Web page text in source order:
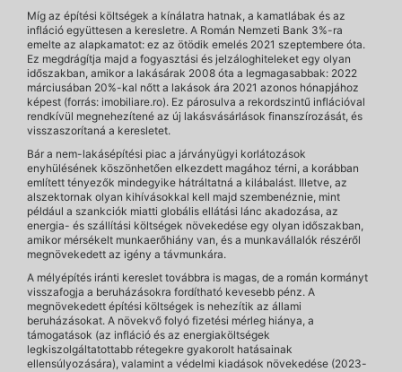
Míg az építési költségek a kínálatra hatnak, a kamatlábak és az
infláció együttesen a keresletre. A Román Nemzeti Bank 3%-ra
emelte az alapkamatot: ez az ötödik emelés 2021 szeptembere óta.
Ez megdrágítja majd a fogyasztási és jelzáloghiteleket egy olyan
időszakban, amikor a lakásárak 2008 óta a legmagasabbak: 2022
márciusában 20%-kal nőtt a lakások ára 2021 azonos hónapjához
képest (forrás: imobiliare.ro). Ez párosulva a rekordszintű inflációval
rendkívül megnehezítené az új lakásvásárlások finanszírozását, és
visszaszorítaná a keresletet.
Bár a nem-lakásépítési piac a járványügyi korlátozások
enyhülésének köszönhetően elkezdett magához térni, a korábban
említett tényezők mindegyike hátráltatná a kilábalást. Illetve, az
alszektornak olyan kihívásokkal kell majd szembenéznie, mint
például a szankciók miatti globális ellátási lánc akadozása, az
energia- és szállítási költségek növekedése egy olyan időszakban,
amikor mérsékelt munkaerőhiány van, és a munkavállalók részéről
megnövekedett az igény a távmunkára.
A mélyépítés iránti kereslet továbbra is magas, de a román kormányt
visszafogja a beruházásokra fordítható kevesebb pénz. A
megnövekedett építési költségek is nehezítik az állami
beruházásokat. A növekvő folyó fizetési mérleg hiánya, a
támogatások (az infláció és az energiaköltségek
legkiszolgáltatottabb rétegekre gyakorolt hatásainak
ellensúlyozására), valamint a védelmi kiadások növekedése (2023-